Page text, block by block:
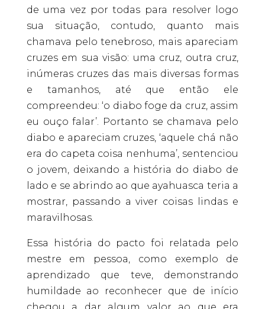
de uma vez por todas para resolver logo
sua situação, contudo, quanto mais
chamava pelo tenebroso, mais apareciam
cruzes em sua visão: uma cruz, outra cruz,
inúmeras cruzes das mais diversas formas
e tamanhos, até que então ele
compreendeu: ‘o diabo foge da cruz, assim
eu ouço falar’. Portanto se chamava pelo
diabo e apareciam cruzes, ‘aquele chá não
era do capeta coisa nenhuma’, sentenciou
o jovem, deixando a história do diabo de
lado e se abrindo ao que ayahuasca teria a
mostrar, passando a viver coisas lindas e
maravilhosas.
Essa história do pacto foi relatada pelo
mestre em pessoa, como exemplo de
aprendizado que teve, demonstrando
humildade ao reconhecer que de início